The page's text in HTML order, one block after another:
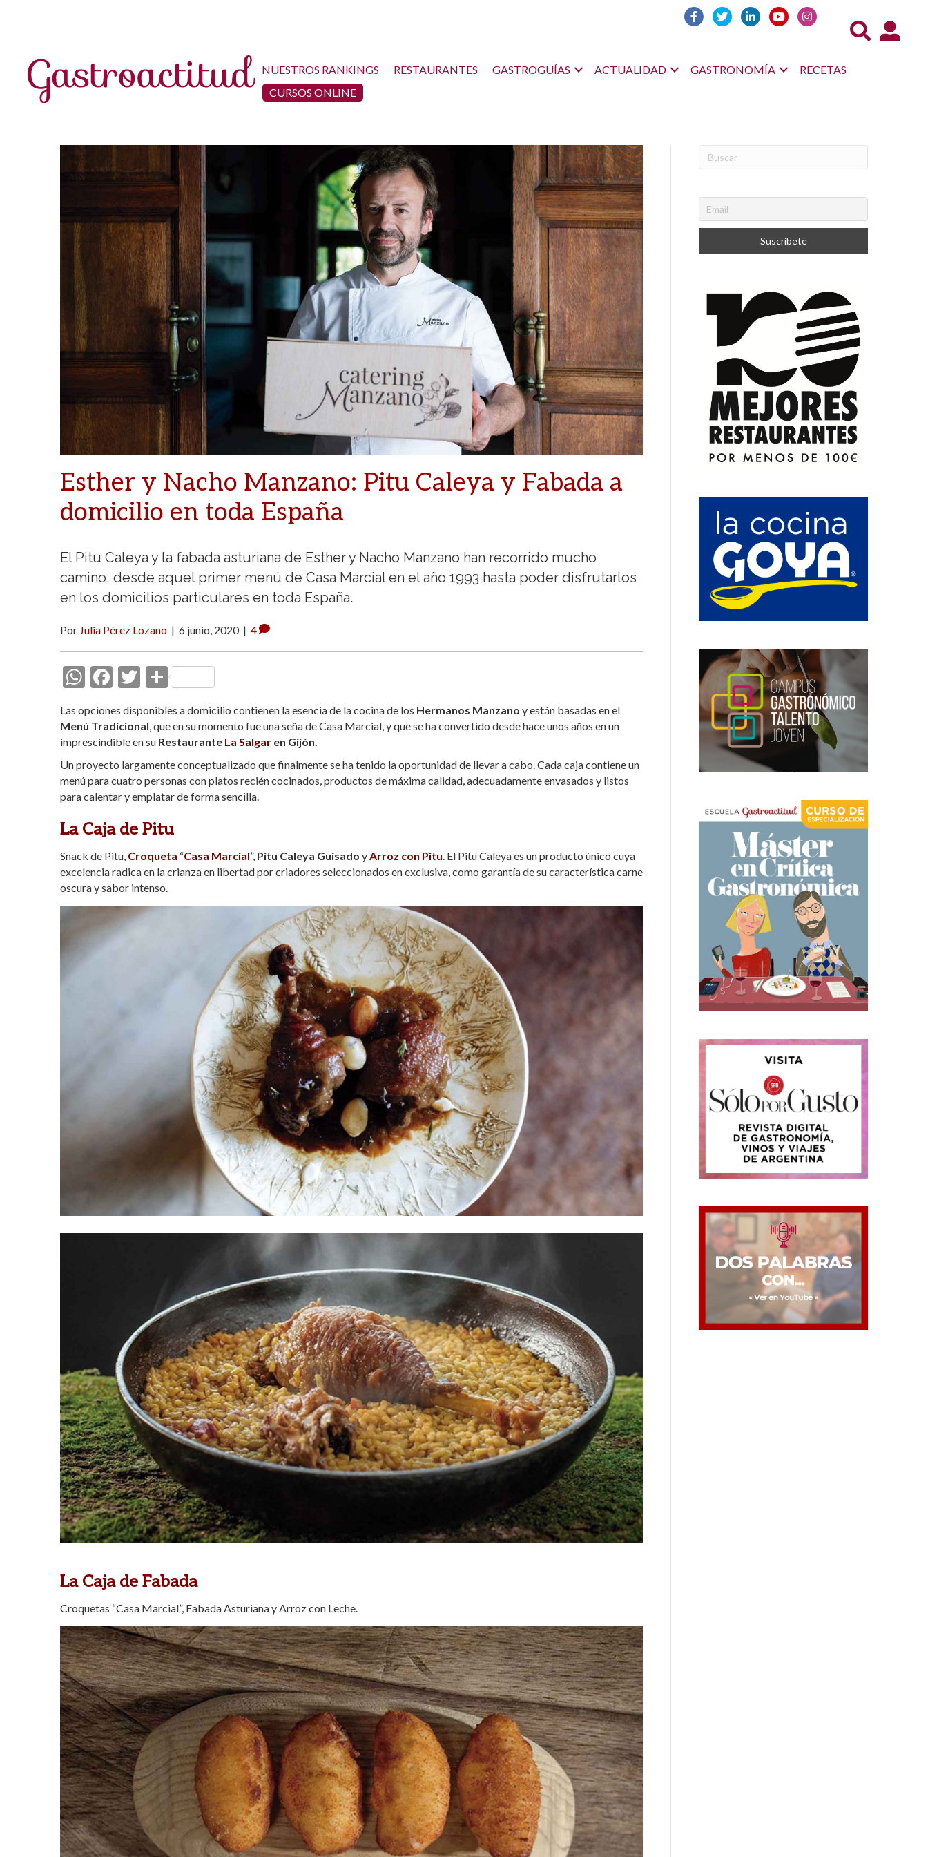
Acceso
NUESTROS RANKINGS RESTAURANTES GASTROGUÍAS ACTUALIDAD GASTRONOMÍA
RECETAS
CURSOS ONLINE
Esther y Nacho Manzano: Pitu Caleya y Fabada a
domicilio en toda España
El Pitu Caleya y la fabada asturiana de Esther y Nacho Manzano han recorrido mucho
camino, desde aquel primer menú de Casa Marcial en el año 1993 hasta poder disfrutarlos
en los domicilios particulares en toda España.
Por Julia Pérez Lozano | 6 junio, 2020 | 4
W
at
s
A
p
p
F
e
b
o
o
k
T
itt
er
C
m
p
ar
ti
r
Las opciones disponibles a domicilio contienen la esencia de la cocina de los Hermanos Manzano y están basadas en el
Menú Tradicional, que en su momento fue una seña de Casa Marcial, y que se ha convertido desde hace unos años en un
imprescindible en su Restaurante La Salgar en Gijón.
Un proyecto largamente conceptualizado que finalmente se ha tenido la oportunidad de llevar a cabo. Cada caja contiene un
menú para cuatro personas con platos recién cocinados, productos de máxima calidad, adecuadamente envasados y listos
para calentar y emplatar de forma sencilla.
La Caja de Pitu
Snack de Pitu, Croqueta “Casa Marcial”, Pitu Caleya Guisado yArroz con Pitu. El Pitu Caleya es un producto único cuya
excelencia radica en la crianza en libertad por criadores seleccionados en exclusiva, como garantía de su característica carne
oscura y sabor intenso.
La Caja de Fabada
Croquetas “Casa Marcial”, Fabada Asturiana y Arroz con Leche.